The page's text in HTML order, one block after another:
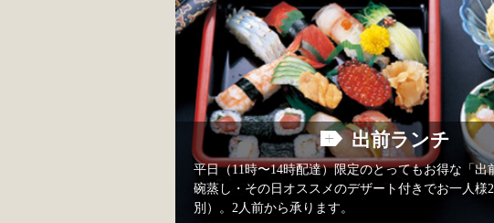
出前ランチ
平日（11時〜14時配達）限定のとってもお得な「出
碗蒸し・その日オススメのデザート付きでお一人様
別）。2人前から承ります。